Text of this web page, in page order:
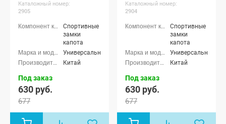
Каталожный номер:
2905
Спортивные
замки
капота
Универсальные
Китай
Под заказ
630 руб.
677
Каталожный номер:
2904
Спортивные
замки
капота
Универсальные
Китай
Под заказ
630 руб.
677